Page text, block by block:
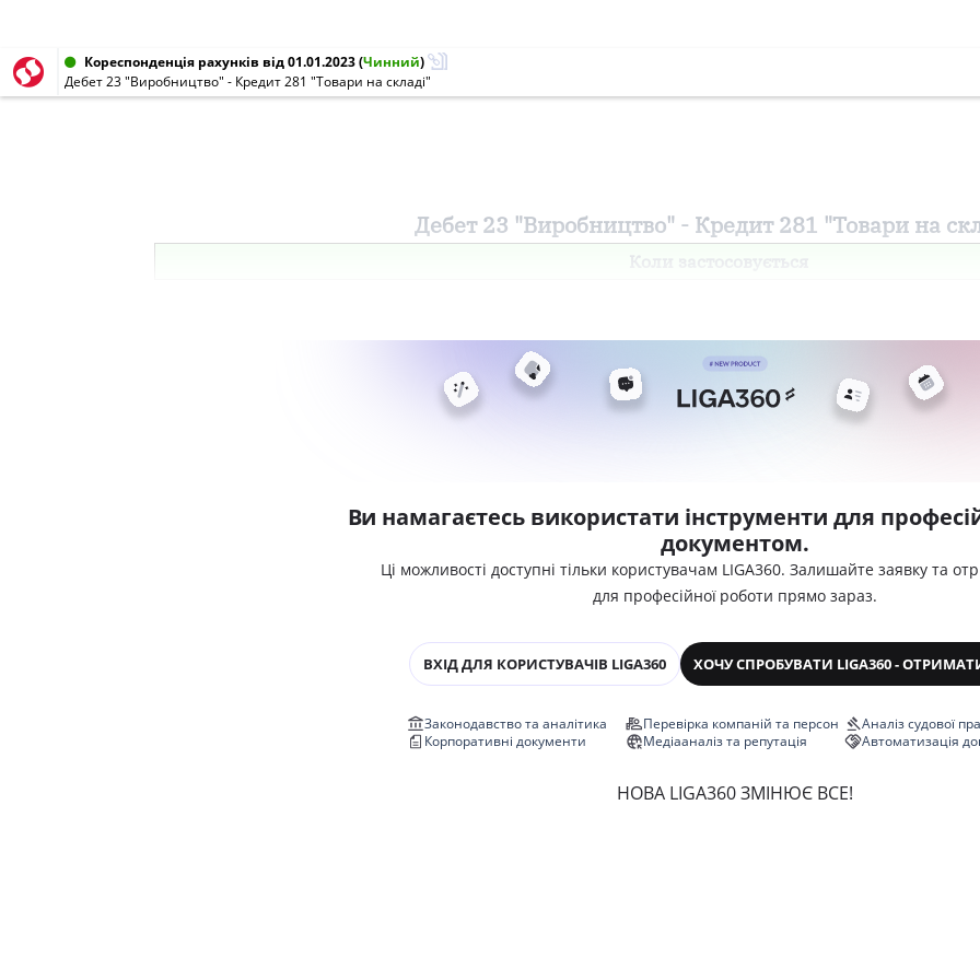
Кореспонденція рахунків від 01.01.2023(Чинний)
Дебет 23 "Виробництво" - Кредит 281 "Товари на складі"
Дебет 23 "Виробництво" - Кредит 281 "Товари на
Коли застосовується
Ви намагаєтесь використати інструменти для
документом.
Ці можливості доступні тільки користувачам LIGA360. Залишайте заявку та
для професійної роботи прямо зараз.
ВХІД ДЛЯ КОРИСТУВАЧІВ LIGA360 ХОЧУ СПРОБУВАТИ LIGA360 -
Законодавство та аналітика
Корпоративні документи
Перевірка компаній та персон
Медіааналіз та репутація
Аналіз судової
Автоматизація
НОВА LIGA360 ЗМІНЮЄ ВСЕ!